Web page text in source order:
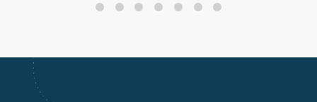
0 1 2 3 4 5 6